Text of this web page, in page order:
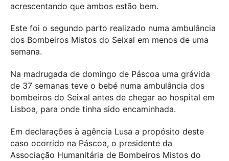
acrescentando que ambos estão bem.
Este foi o segundo parto realizado numa ambulância
dos Bombeiros Mistos do Seixal em menos de uma
semana.
Na madrugada de domingo de Páscoa uma grávida
de 37 semanas teve o bebé numa ambulância dos
bombeiros do Seixal antes de chegar ao hospital em
Lisboa, para onde tinha sido encaminhada.
Em declarações à agência Lusa a propósito deste
caso ocorrido na Páscoa, o presidente da
Associação Humanitária de Bombeiros Mistos do